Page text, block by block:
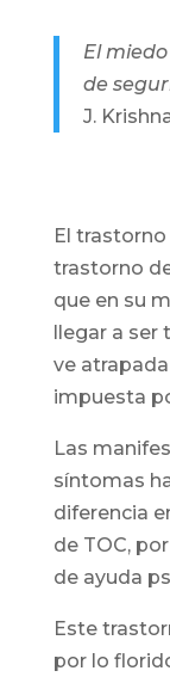
El
de
J.
El
trastorno
que en su
llegar a
ve
impuesta
Las
síntomas
diferencia
de TOC,
de ayuda
Este
por lo